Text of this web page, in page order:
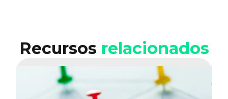
Recursos relacionados